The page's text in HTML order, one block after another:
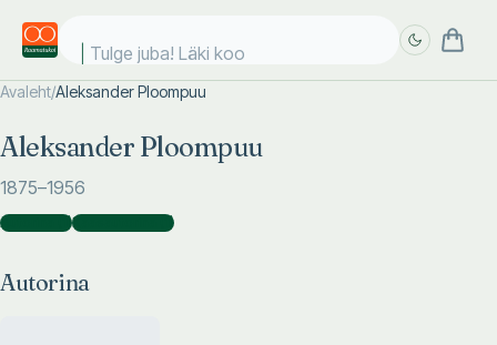
Tulge juba! Läki kool
Avaleht/Aleksander Ploompuu
Aleksander Ploompuu
1875–1956
Autorina )Kaasautorina )
Autorina